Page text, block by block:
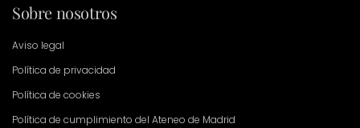
Sobre nosotros
Aviso legal
Política de privacidad
Política de cookies
Política de cumplimiento del Ateneo de Madrid